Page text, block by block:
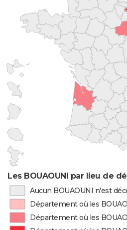
Les BOUAOUNI par lieu de
Aucun BOUAOUNI n'est
Département où les
Département où les